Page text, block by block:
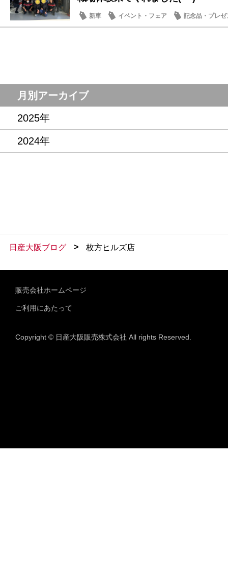
新車 イベント・フェア
記念品・プレゼ
日常の出来事
月別アーカイブ
2025年
2024年
日産大阪ブログ > 枚方ヒルズ店
販売会社ホームページ
ご利用にあたって
Copyright © 日産大阪販売株式会社 All rights Reserved.